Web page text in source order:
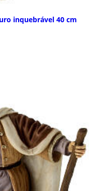
inquebrável 40 cm